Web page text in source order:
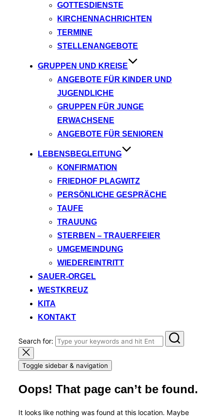
GOTTESDIENSTE
KIRCHENNACHRICHTEN
TERMINE
STELLENANGEBOTE
GRUPPEN UND KREISE
ANGEBOTE FÜR KINDER UND
JUGENDLICHE
GRUPPEN FÜR JUNGE
ERWACHSENE
ANGEBOTE FÜR SENIOREN
LEBENSBEGLEITUNG
KONFIRMATION
FRIEDHOF PLAGWITZ
PERSÖNLICHE GESPRÄCHE
TAUFE
TRAUUNG
STERBEN – TRAUERFEIER
UMGEMEINDUNG
WIEDEREINTRITT
SAUER-ORGEL
WESTKREUZ
KITA
KONTAKT
Search for:
Toggle sidebar & navigation
Oops! That page can’t be found.
It looks like nothing was found at this location. Maybe